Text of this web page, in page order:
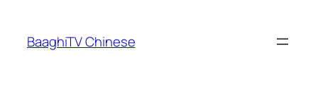
content
BaaghiTV Chinese